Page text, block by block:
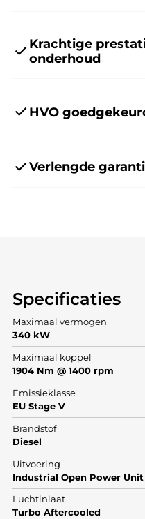
Krachtige
onderhoud
HVO
Verlengde
Specificaties
Maximaal vermogen
340 kW
Maximaal koppel
1904 Nm @ 1400 rpm
Emissieklasse
EU Stage V
Brandstof
Diesel
Uitvoering
Industrial Open Power Unit
Luchtinlaat
Turbo Aftercooled